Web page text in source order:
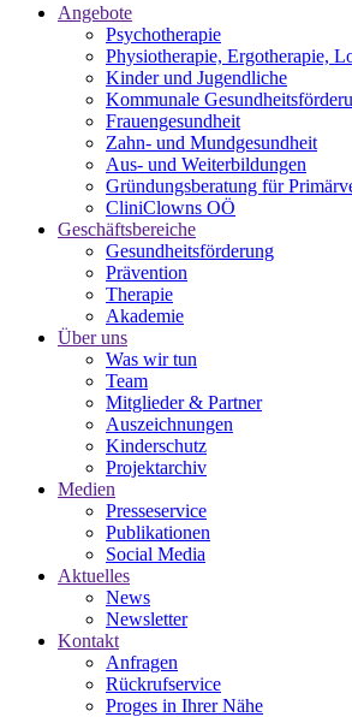
Angebote
Psychotherapie
Physiotherapie, Ergotherapie,
Kinder und Jugendliche
Kommunale
Frauengesundheit
Zahn- und Mundgesundheit
Aus- und Weiterbildungen
Gründungsberatung für
CliniClowns OÖ
Geschäftsbereiche
Gesundheitsförderung
Prävention
Therapie
Akademie
Über uns
Was wir tun
Team
Mitglieder & Partner
Auszeichnungen
Kinderschutz
Projektarchiv
Medien
Presseservice
Publikationen
Social Media
Aktuelles
News
Newsletter
Kontakt
Anfragen
Rückrufservice
Proges in Ihrer Nähe